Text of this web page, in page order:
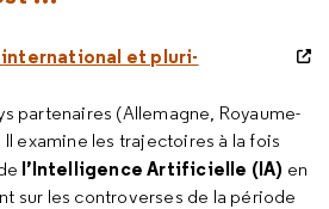
et pluri-
partenaires (Allemagne, Royaume-
Il examine les trajectoires à la fois
l’Intelligence Artificielle (IA) en
sur les controverses de la période